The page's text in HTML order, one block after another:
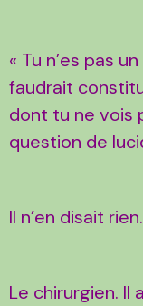
« Tu n’es pas
faudrait
dont tu ne vois
question de
Il n’en disait rien.
Le chirurgien. Il